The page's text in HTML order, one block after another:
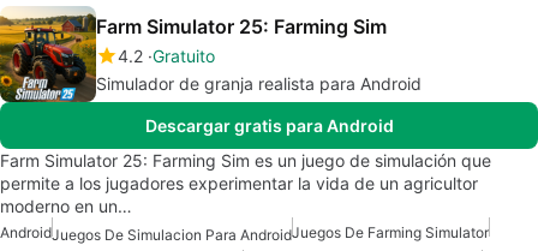
Farm Simulator 25: Farming Sim
4.2 Gratuito
Simulador de granja realista para Android
Descargar gratis para Android
Farm Simulator 25: Farming Sim es un juego de simulación que
permite a los jugadores experimentar la vida de un agricultor
moderno en un…
AndroidJuegos De Simulacion Para AndroidJuegos De Farming Simulator